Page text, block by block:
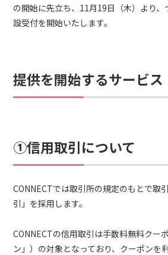
の開始に先立ち、11月19日（木）より、
設受付を開始いたします。
提供を開始するサービス
①信用取引について
CONNECTでは取引所の規定のもとで取
引」を採用します。
CONNECTの信用取引は手数料無料クー
ン」）の対象となっており、クーポンを